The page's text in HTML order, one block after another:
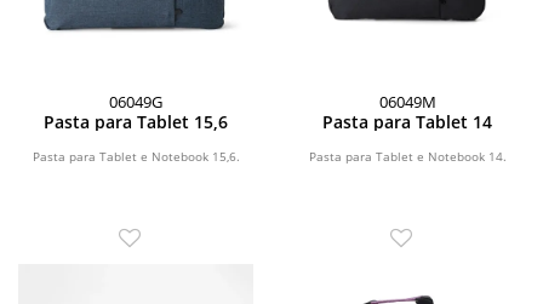
06049G
Pasta para Tablet 15,6
Pasta para Tablet e Notebook 15,6.
06049M
Pasta para Tablet 14
Pasta para Tablet e Notebook 14.